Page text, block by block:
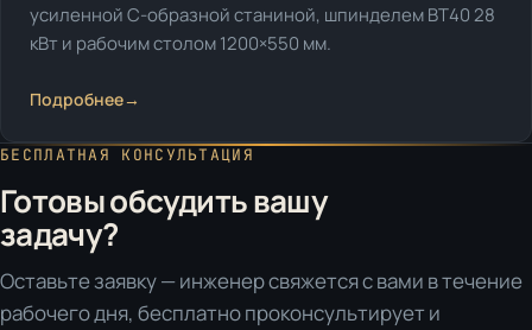
усиленной C-образной станиной, шпинделем BT40 28
кВт и рабочим столом 1200×550 мм.
Подробнее→
БЕСПЛАТНАЯ КОНСУЛЬТАЦИЯ
Готовы обсудить вашу
задачу?
Оставьте заявку — инженер свяжется с вами в течение
рабочего дня, бесплатно проконсультирует и